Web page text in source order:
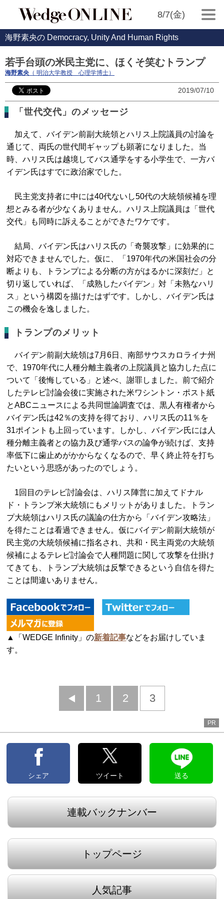
8/7(金)
海野素央の Democracy, Unity And Human Rights
若手台頭の米民主党に、ほくそ笑むトランプ
海野素央 （ 明治大学教授 心理学博士）
2019/07/10
「世代交代」のメッセージ
加えて、バイデン前副大統領とハリス上院議員の討論を
通じて、両氏の世代間ギャップも顕著になりました。当
時、ハリス氏は越境してバス通学をする小学生で、一方バ
イデン氏はすでに政治家でした。
民主党支持者に中には40代ないし50代の大統領候補を理
想とみる者が少なくありません。ハリス上院議員は「世代
交代」も同時に訴えることができたワケです。
結局、バイデン氏はハリス氏の「奇襲攻撃」に効果的に
対応できませんでした。仮に、「1970年代の米国社会の分
断よりも、トランプによる分断の方がはるかに深刻だ」と
切り返していれば、「成熟したバイデン」対「未熟なハリ
ス」という構図を描けたはずです。しかし、バイデン氏は
この機会を逸しました。
トランプのメリット
バイデン前副大統領は7月6日、南部サウスカロライナ州
で、1970年代に人種分離主義者の上院議員と協力した点に
ついて「後悔している」と述べ、謝罪しました。前で紹介
したテレビ討論会後に実施された米ワシントン・ポスト紙
とABCニュースによる共同世論調査では、黒人有権者から
バイデン氏は42％の支持を得ており、ハリス氏の11％を
31ポイントも上回っています。しかし、バイデン氏には人
種分離主義者との協力及び通学バスの論争が続けば、支持
率低下に歯止めがかからなくなるので、早く終止符を打ち
たいという思惑があったのでしょう。
1回目のテレビ討論会は、ハリス陣営に加えてドナル
ド・トランプ米大統領にもメリットがありました。トラン
プ大統領はハリス氏の議論の仕方から「バイデン攻略法」
を得たことは看過できません。仮にバイデン前副大統領が
民主党の大統領候補に指名され、共和・民主両党の大統領
候補によるテレビ討論会で人種問題に関して攻撃を仕掛け
てきても、
トランプ大統領は反撃できるという自信を得た
ことは間違いありません。
▲「WEDGE Infinity」の新着記事などをお届けしていま
す。
前
1 2 3
PR
シェア ツイート 送る
連載バックナンバー
トップページ
人気記事